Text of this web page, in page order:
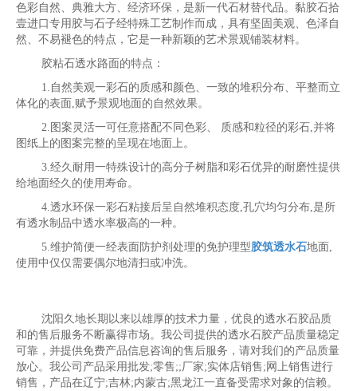
色彩自然、典雅大方、经济环保，是新一代石材替代品。黏胶石拾
壹进口专用胶与石子经特殊工艺制作而成，具有坚固美观、色泽自
然、不易褪色的特点，它是一种新颖的艺术景观铺装材料。
胶粘石透水路面的特点：
1.自然美观一彩石的质感和颜色、一致的堆积分布、平整而立
体化的表面,赋予景观地面的自然效果。
2.图案灵活一可任意搭配不同色彩、 质感和粒径的彩石,并将
图纸上的图案完整的呈现在地面上。
3.经久耐用一特殊设计的高分子树脂和彩石优异的耐磨性提供
给地面经久的使用寿命。
4.透水环保一彩石粘接后呈自然堆积态度,孔穴均匀分布,是所
有透水制品中透水率极高的一种。
5.维护简便一经表面防护剂处理的免护理型胶筑透水石地面,
使用中仅仅需要偶尔地清扫或冲洗。
沈阳久地长期以来以雄厚的技术力量，优良的透水石胶品质
和的售后服务不断赢得市场。我公司提供的透水石胶产品质量稳定
可靠，并提供免费产品信息咨询的售后服务，请对我们的产品质量
放心。我公司产品采用批发;零售;;厂家;实体店销售;网上销售进行
销售，产品在辽宁;吉林;内蒙古;黑龙江一直备受需求对象的信赖。